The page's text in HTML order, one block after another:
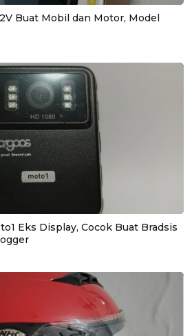
Buat Mobil dan Motor, Model
Eks Display, Cocok Buat Bradsis